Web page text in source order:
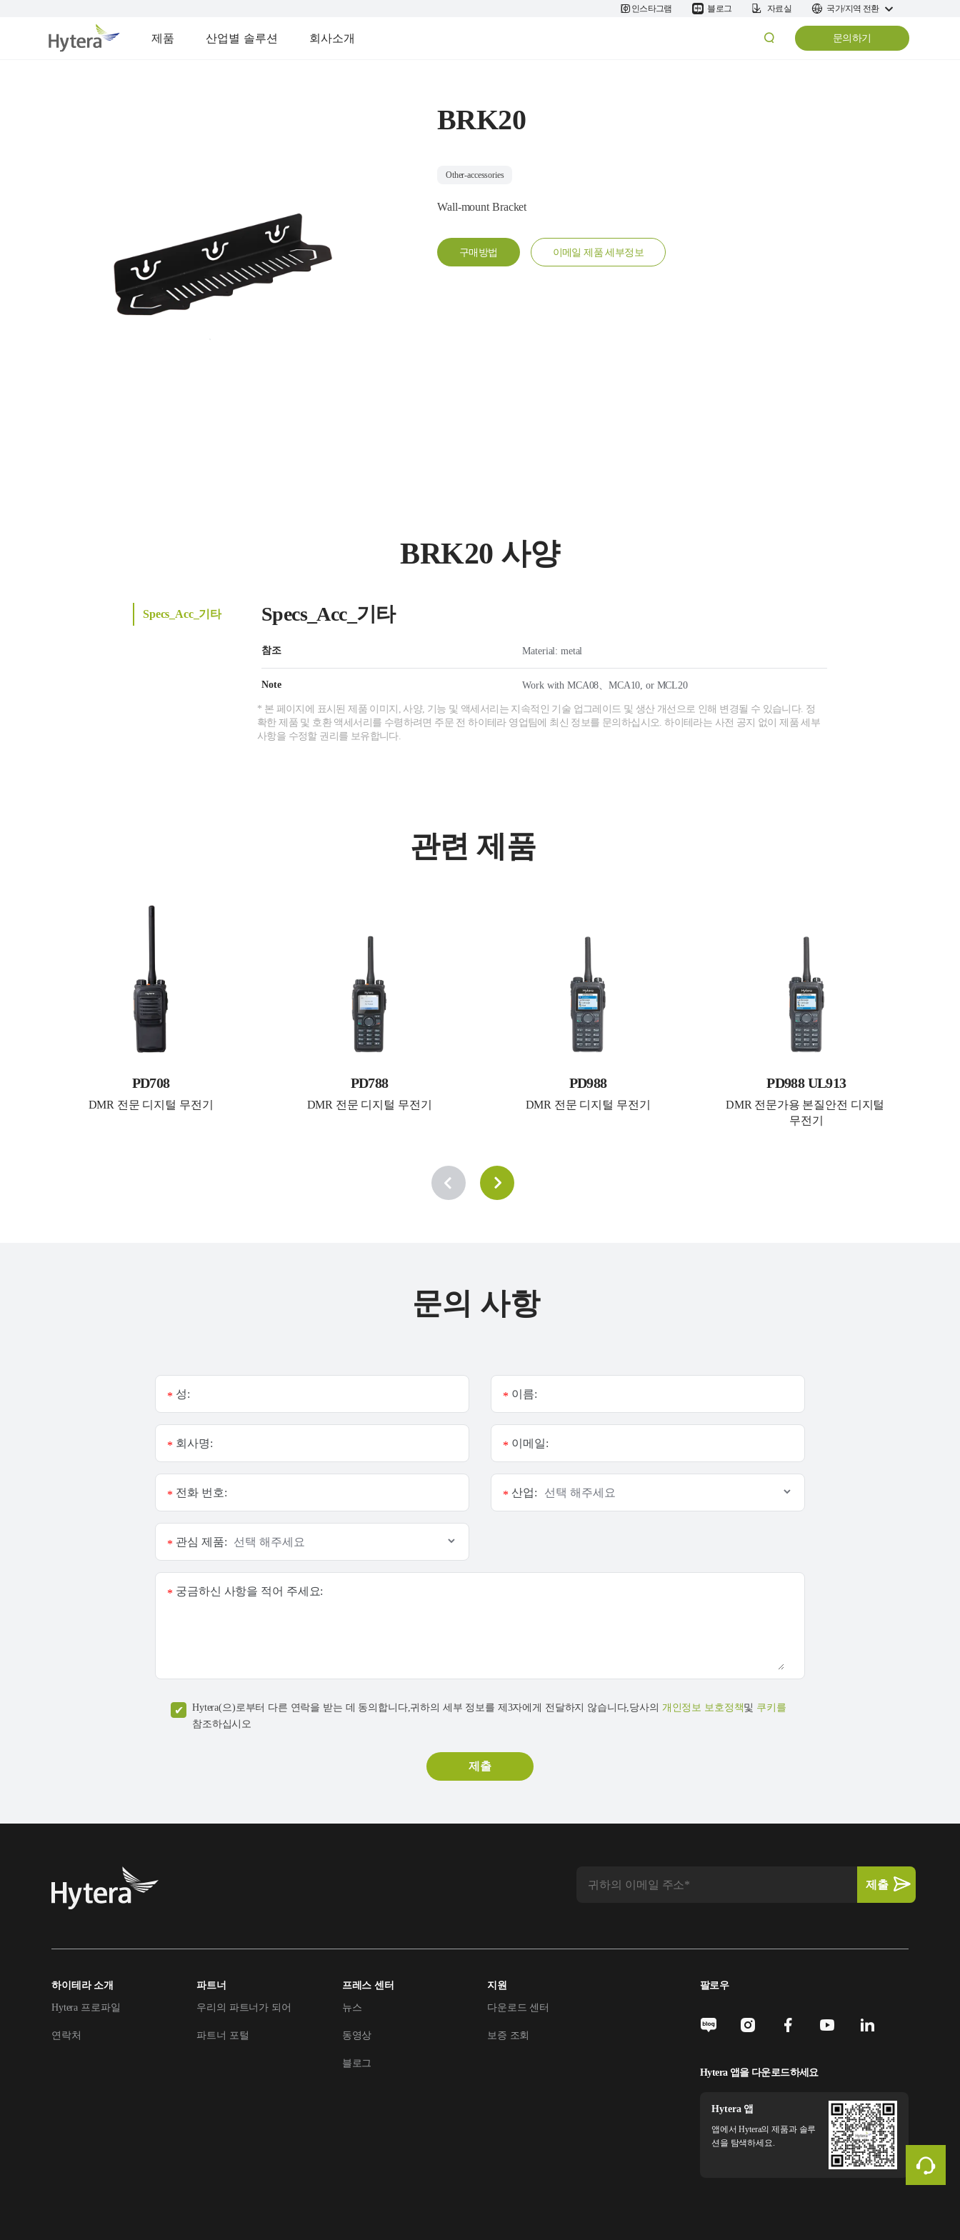
인스타그램 블로그 자료실 국가/지역 전환
제품 산업별 솔루션 회사소개 문의하기
BRK20
Other-accessories
Wall-mount Bracket
구매방법 이메일 제품 세부정보
BRK20 사양
Specs_Acc_기타 Specs_Acc_기타
참조 Material: metal
Note Work with MCA08、MCA10, or MCL20
* 본 페이지에 표시된 제품 이미지, 사양, 기능 및 액세서리는 지속적인 기술 업그레이드 및 생산 개선으로 인해 변경될 수 있습니다. 정
확한 제품 및 호환 액세서리를 수령하려면 주문 전 하이테라 영업팀에 최신 정보를 문의하십시오. 하이테라는 사전 공지 없이 제품 세부
사항을 수정할 권리를 보유합니다.
관련 제품
PD708
DMR 전문 디지털 무전기
PD788
DMR 전문 디지털 무전기
PD988
DMR 전문 디지털 무전기
PD988 UL913
DMR 전문가용 본질안전 디지털
무전기
문의 사항
성:
* 이름:
*
회사명:
* 이메일:
*
전화 번호:
* 산업:
*
관심 제품:
*
궁금하신 사항을 적어 주세요:
*
Hytera(으)로부터 다른 연락을 받는 데 동의합니다,귀하의 세부 정보를 제3자에게 전달하지 않습니다,당사의 개인정보 보호정책및 쿠키를
참조하십시오
하이테라 소개
Hytera 프로파일
연락처
파트너
우리의 파트너가 되어
파트너 포털
프레스 센터
뉴스
동영상
블로그
지원
다운로드 센터
보증 조회
팔로우
Hytera 앱을 다운로드하세요
Hytera 앱
앱에서 Hytera의 제품과 솔루
션을 탐색하세요.